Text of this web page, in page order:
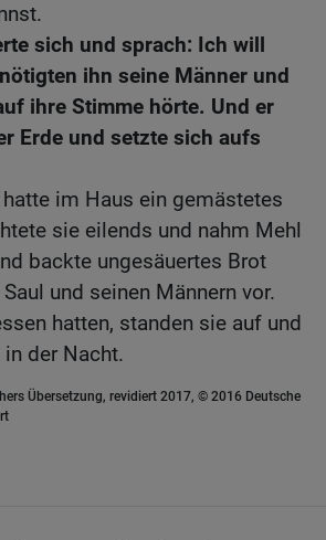
sich und sprach: Ich will
ihn seine Männer und
ihre Stimme hörte. Und er
Erde und setzte sich aufs
hatte im Haus ein gemästetes
sie eilends und nahm Mehl
backte ungesäuertes Brot
und seinen Männern vor.
hatten, standen sie auf und
der Nacht.
Übersetzung, revidiert 2017, © 2016 Deutsche